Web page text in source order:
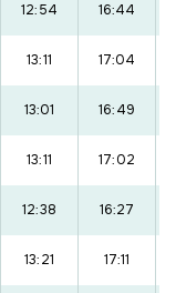
12:54 16:44
13:11 17:04
13:01 16:49
13:11 17:02
12:38 16:27
13:21 17:11